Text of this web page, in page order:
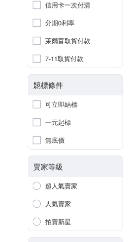
信用卡一次付清
分期0利率
萊爾富取貨付款
7-11取貨付款
競標條件
可立即結標
一元起標
無底價
賣家等級
超人氣賣家
人氣賣家
拍賣新星